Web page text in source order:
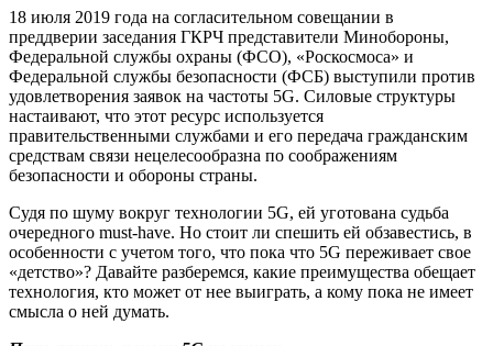
18 июля 2019 года на согласительном совещании в
преддверии заседания ГКРЧ представители Минобороны,
Федеральной службы охраны (ФСО), «Роскосмоса» и
Федеральной службы безопасности (ФСБ) выступили против
удовлетворения заявок на частоты 5G. Силовые структуры
настаивают, что этот ресурс используется
правительственными службами и его передача гражданским
средствам связи нецелесообразна по соображениям
безопасности и обороны страны.
Судя по шуму вокруг технологии 5G, ей уготована судьба
очередного must-have. Но стоит ли спешить ей обзавестись, в
особенности с учетом того, что пока что 5G переживает свое
«детство»? Давайте разберемся, какие преимущества обещает
технология, кто может от нее выиграть, а кому пока не имеет
смысла о ней думать.